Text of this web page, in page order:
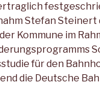
Stefan Steinert
Kommune im
für den
die Deutsche